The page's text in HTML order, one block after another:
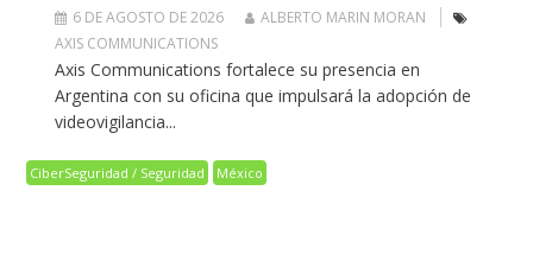
6 DE AGOSTO DE 2026
ALBERTO MARIN MORAN
AXIS COMMUNICATIONS
Axis Communications fortalece su presencia en
Argentina con su oficina que impulsará la adopción de
videovigilancia...
CiberSeguridad / Seguridad México